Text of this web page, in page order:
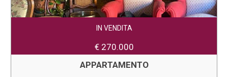
IN VENDITA
€ 270.000
APPARTAMENTO